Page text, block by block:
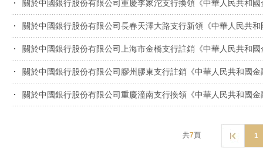
關於中國銀行股份有限公司重慶李家沱支行換領《中華人民共和
關於中國銀行股份有限公司長春天澤大路支行新領《中華人民共
關於中國銀行股份有限公司上海市金橋支行註銷《中華人民共和
關於中國銀行股份有限公司膠州膠東支行註銷《中華人民共和國
關於中國銀行股份有限公司重慶潼南支行換領《中華人民共和國
共7頁 1